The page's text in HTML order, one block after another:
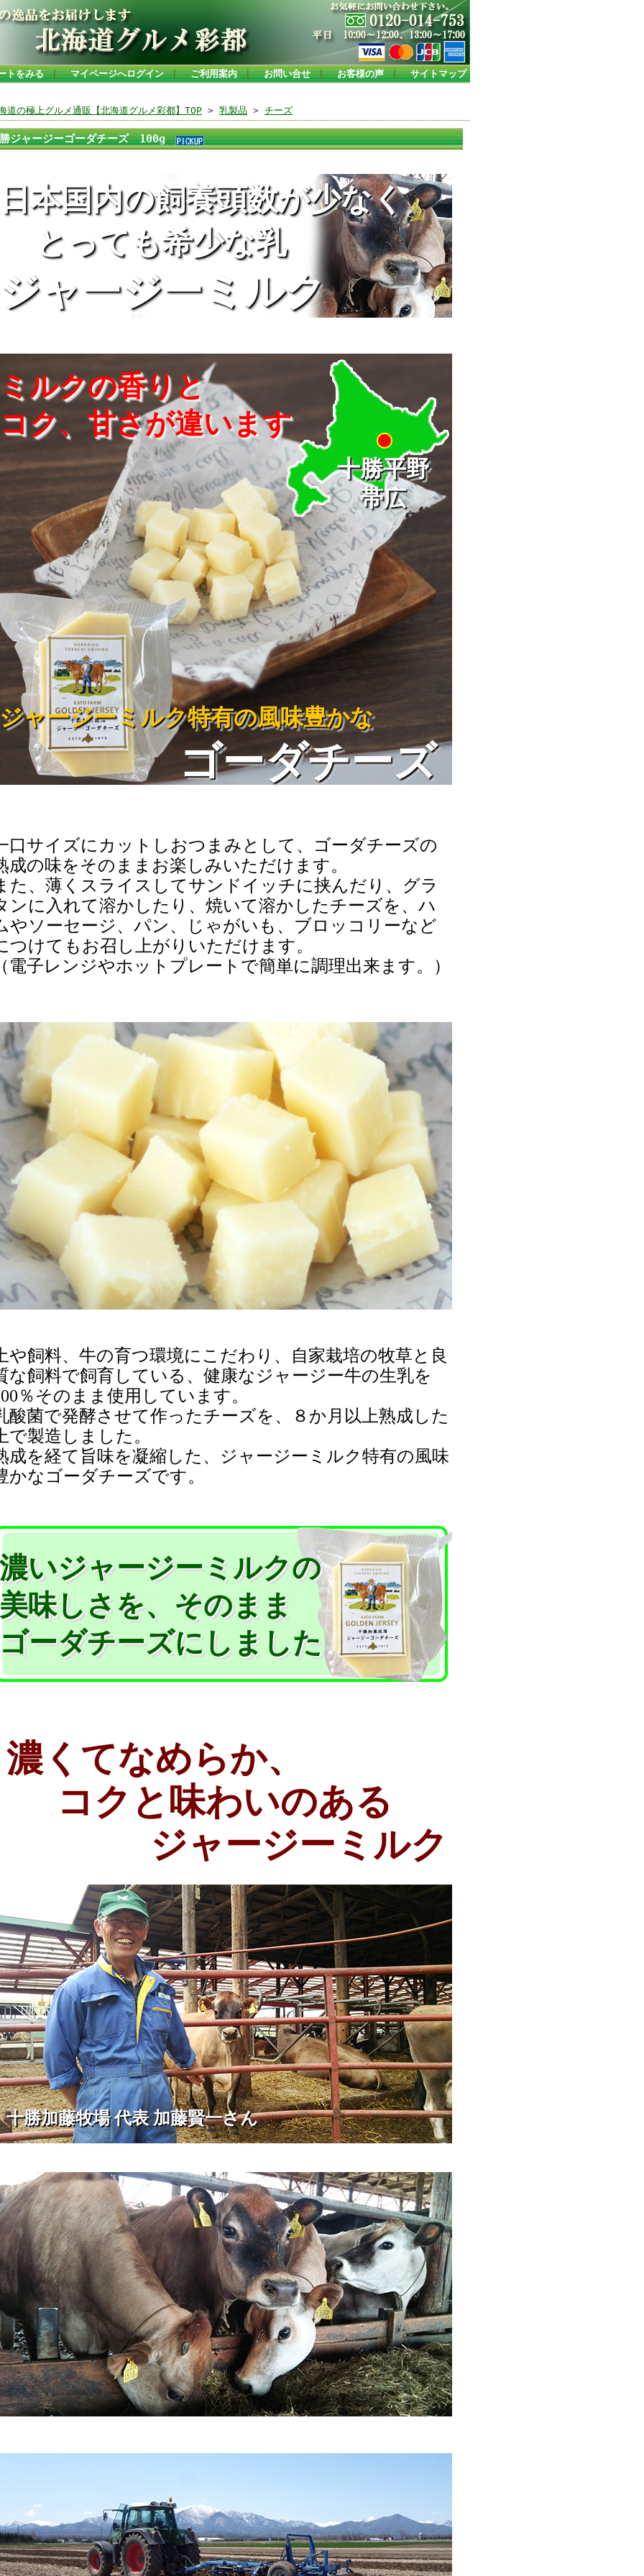
トをみる｜ マイページへログイン｜ ご利用案内｜ お問い合せ｜ お客様の声｜ サイトマップ
道の極上グルメ通販【北海道グルメ彩都】TOP > 乳製品 > チーズ
ジャージーゴーダチーズ 100g
日本国内の飼養頭数が少なく
とっても希少な乳
ジャージーミルク
ミルクの香りと
コク、甘さが違います
十勝平野
帯広
ジャージーミルク特有の風味豊かな
ゴーダチーズ
口サイズにカットしおつまみとして、ゴーダチーズの
成の味をそのままお楽しみいただけます。
た、薄くスライスしてサンドイッチに挟んだり、グラ
ンに入れて溶かしたり、焼いて溶かしたチーズを、ハ
やソーセージ、パン、じゃがいも、ブロッコリーなど
つけてもお召し上がりいただけます。
電子レンジやホットプレートで簡単に調理出来ます。）
や飼料、牛の育つ環境にこだわり、自家栽培の牧草と良
な飼料で飼育している、健康なジャージー牛の生乳を
％そのまま使用しています。
酸菌で発酵させて作ったチーズを、８か月以上熟成した
で製造しました。
成を経て旨味を凝縮した、ジャージーミルク特有の風味
かなゴーダチーズです。
濃いジャージーミルクの
美味しさを、そのまま
ゴーダチーズにしました
濃くてなめらか、
コクと味わいのある
ジャージーミルク
十勝加藤牧場 代表 加藤賢一さん